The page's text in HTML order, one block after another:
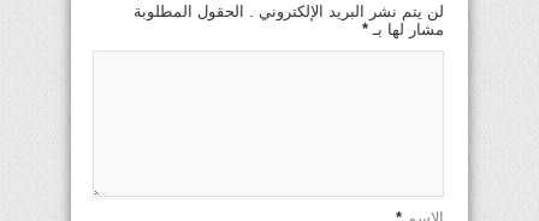
لن يتم نشر البريد الإلكتروني . الحقول المطلوبة
مشار لها بـ *